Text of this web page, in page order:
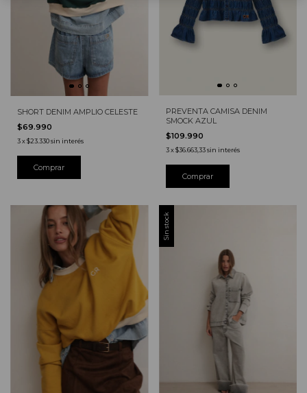
SHORT DENIM AMPLIO CELESTE
$69.990
3x$23.330sin interés
PREVENTA CAMISA DENIM
SMOCK AZUL
$109.990
3 x$36.663,33 sin interés
Comprar
Sin stock